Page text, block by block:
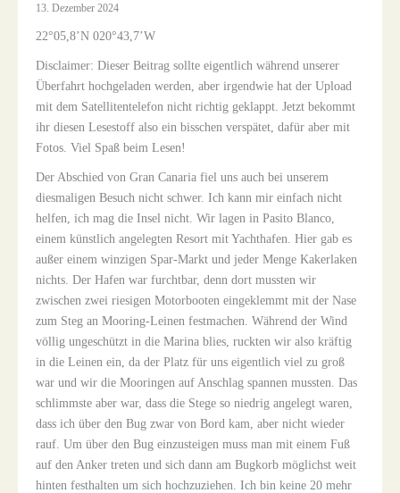
13. Dezember 2024
22°05,8’N 020°43,7’W
Disclaimer: Dieser Beitrag sollte eigentlich während unserer
Überfahrt hochgeladen werden, aber irgendwie hat der Upload
mit dem Satellitentelefon nicht richtig geklappt. Jetzt bekommt
ihr diesen Lesestoff also ein bisschen verspätet, dafür aber mit
Fotos. Viel Spaß beim Lesen!
Der Abschied von Gran Canaria fiel uns auch bei unserem
diesmaligen Besuch nicht schwer. Ich kann mir einfach nicht
helfen, ich mag die Insel nicht. Wir lagen in Pasito Blanco,
einem künstlich angelegten Resort mit Yachthafen. Hier gab es
außer einem winzigen Spar-Markt und jeder Menge Kakerlaken
nichts. Der Hafen war furchtbar, denn dort mussten wir
zwischen zwei riesigen Motorbooten eingeklemmt mit der Nase
zum Steg an Mooring-Leinen festmachen. Während der Wind
völlig ungeschützt in die Marina blies, ruckten wir also kräftig
in die Leinen ein, da der Platz für uns eigentlich viel zu groß
war und wir die Mooringen auf Anschlag spannen mussten. Das
schlimmste aber war, dass die Stege so niedrig angelegt waren,
dass ich über den Bug zwar von Bord kam, aber nicht wieder
rauf. Um über den Bug einzusteigen muss man mit einem Fuß
auf den Anker treten und sich dann am Bugkorb möglichst weit
hinten festhalten um sich hochzuziehen. Ich bin keine 20 mehr